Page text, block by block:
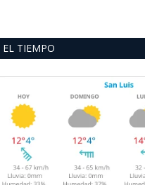
EL TIEMPO